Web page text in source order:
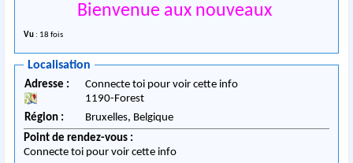
Bienvenue aux nouveaux
Vu : 18 fois
Localisation
Adresse :
Connecte toi pour voir cette info
1190-Forest
Région :
Bruxelles, Belgique
Point de rendez-vous :
Connecte toi pour voir cette info